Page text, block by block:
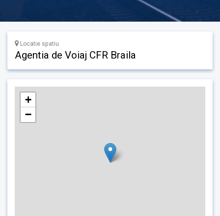
Locatie spatiu
Agentia de Voiaj CFR Braila
+
−